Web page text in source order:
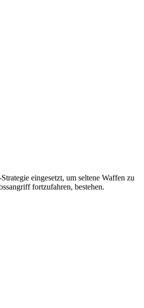
eingesetzt, um seltene Waffen zu
fortzufahren, bestehen.